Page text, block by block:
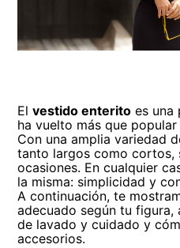
Elvestido enterito es una
ha vuelto más que
Con una amplia variedad
tanto largos como cortos,
ocasiones. En cualquier
la misma: simplicidad y
A continuación, te
adecuado según tu figura,
de lavado y cuidado y
accesorios.